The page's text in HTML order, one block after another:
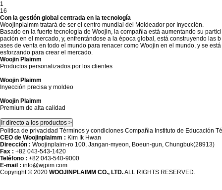
1
16
Con la gestión global centrada en la tecnología
Woojinplaimm tratará de ser el centro mundial del Moldeador por Inyección.
Basado en la fuerte tecnología de Woojin, la compañia está aumentando su partici
pación en el mercado, y, enfrentándose a la época global, está construyendo las b
ases de venta en todo el mundo para renacer como Woojin en el mundo, y se está
esforzando para crear el mercado.
Woojin Plaimm
Productos personalizados por los clientes
Woojin Plaimm
Inyección precisa y moldeo
Woojin Plaimm
Premium de alta calidad
Ir directo a los productos >
Política de privacidad Términos y condiciones Compañia Instituto de Educación
CEO de Woojinplaimm : Kim Ik Hwan
Dirección : Woojinplaim-ro 100, Jangan-myeon, Boeun-gun, Chungbuk(28913)
Fax : +82 043-543-1420
Teléfono : +82 043-540-9000
E-mail : info@wjpim.com
Copyright © 2020 WOOJINPLAIMM CO., LTD.ALL RIGHTS RESERVED.